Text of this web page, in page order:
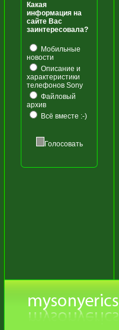
Какая
информация на
сайте Вас
заинтересовала?
Мобильные
новости
Описание и
характеристики
телефонов Sony
Файловый
архив
Всё вместе :-)
Голосовать